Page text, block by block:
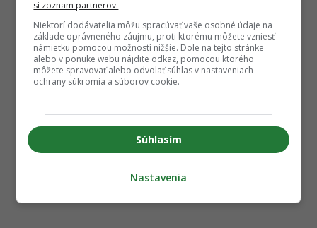
si zoznam partnerov.
Niektorí dodávatelia môžu spracúvať vaše osobné údaje na
základe oprávneného záujmu, proti ktorému môžete vzniesť
námietku pomocou možností nižšie. Dole na tejto stránke
alebo v ponuke webu nájdite odkaz, pomocou ktorého
môžete spravovať alebo odvolať súhlas v nastaveniach
ochrany súkromia a súborov cookie.
Súhlasím
Nastavenia